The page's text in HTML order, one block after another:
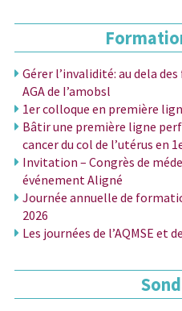
Gérer l’invalidité: au dela
AGA de I’amobsl
1er colloque en première
Bâtir une première ligne
cancer du col de l’utérus en
Invitation – Congrès de
événement Aligné
Journée annuelle de
2026
Les journées de l’AQMSE et